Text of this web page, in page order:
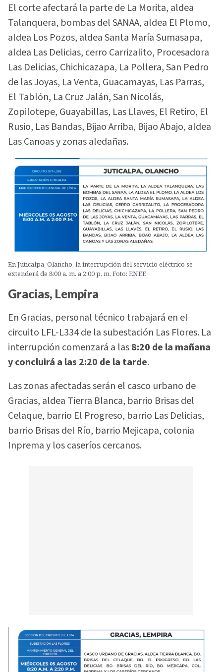
El corte afectará la parte de La Morita, aldea
Talanquera, bombas del SANAA, aldea El Plomo,
aldea Los Pozos, aldea Santa María Sumasapa,
aldea Las Delicias, cerro Carrizalito, Procesadora
Las Delicias, Chichicazapa, La Pollera, San Pedro
de las Joyas, La Venta, Guacamayas, Las Parras,
El Tablón, La Cruz Jalán, San Nicolás,
Zopilotepe, Guayabillas, Las Llaves, El Retiro, El
Rusio, Las Bandas, Bijao Arriba, Bijao Abajo, aldea
Las Canoas y zonas aledañas.
En Juticalpa, Olancho, la interrupción del servicio eléctrico se
extenderá de 8:00 a. m. a 2:00 p. m. Foto: ENEE
Gracias, Lempira
En Gracias, personal técnico trabajará en el
circuito LFL-L334 de la subestación Las Flores. La
interrupción comenzará a las8:20 de la mañana
y concluirá a las 2:20 de la tarde.
Las zonas afectadas serán el casco urbano de
Gracias, aldea Tierra Blanca, barrio Brisas del
Celaque, barrio El Progreso, barrio Las Delicias,
barrio Brisas del Río, barrio Mejicapa, colonia
Inprema y los caseríos cercanos.